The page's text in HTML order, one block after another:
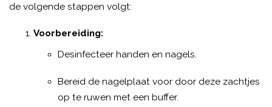
de volgende stappen volgt:
Voorbereiding:
Desinfecteer handen en nagels.
Bereid de nagelplaat voor door deze zachtjes
op te ruwen met een buffer.